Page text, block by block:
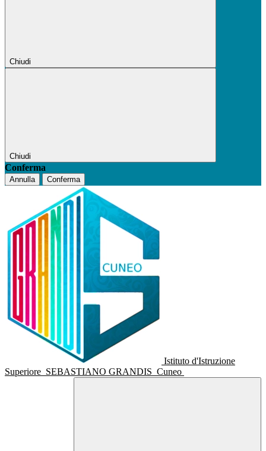
Chiudi
Chiudi
Conferma
Annulla Conferma
Istituto d'Istruzione
Superiore SEBASTIANO GRANDIS Cuneo